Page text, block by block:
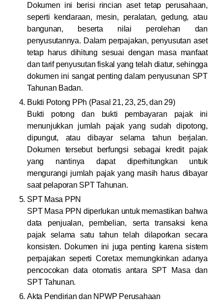
Dokumen ini berisi rincian aset tetap perusahaan,
seperti kendaraan, mesin, peralatan, gedung, atau
bangunan, beserta nilai perolehan dan
penyusutannya. Dalam perpajakan, penyusutan aset
tetap harus dihitung sesuai dengan masa manfaat
dan tarif penyusutan fiskal yang telah diatur, sehingga
dokumen ini sangat penting dalam penyusunan SPT
Tahunan Badan.
Bukti Potong PPh (Pasal 21, 23, 25, dan 29)
Bukti potong dan bukti pembayaran pajak ini
menunjukkan jumlah pajak yang sudah dipotong,
dipungut, atau dibayar selama tahun berjalan.
Dokumen tersebut berfungsi sebagai kredit pajak
yang nantinya dapat diperhitungkan untuk
mengurangi jumlah pajak yang masih harus dibayar
saat pelaporan SPT Tahunan.
SPT Masa PPN
SPT Masa PPN diperlukan untuk memastikan bahwa
data penjualan, pembelian, serta transaksi kena
pajak selama satu tahun telah dilaporkan secara
konsisten. Dokumen ini juga penting karena sistem
perpajakan seperti Coretax memungkinkan adanya
pencocokan data otomatis antara SPT Masa dan
SPT Tahunan.
Akta Pendirian dan NPWP Perusahaan